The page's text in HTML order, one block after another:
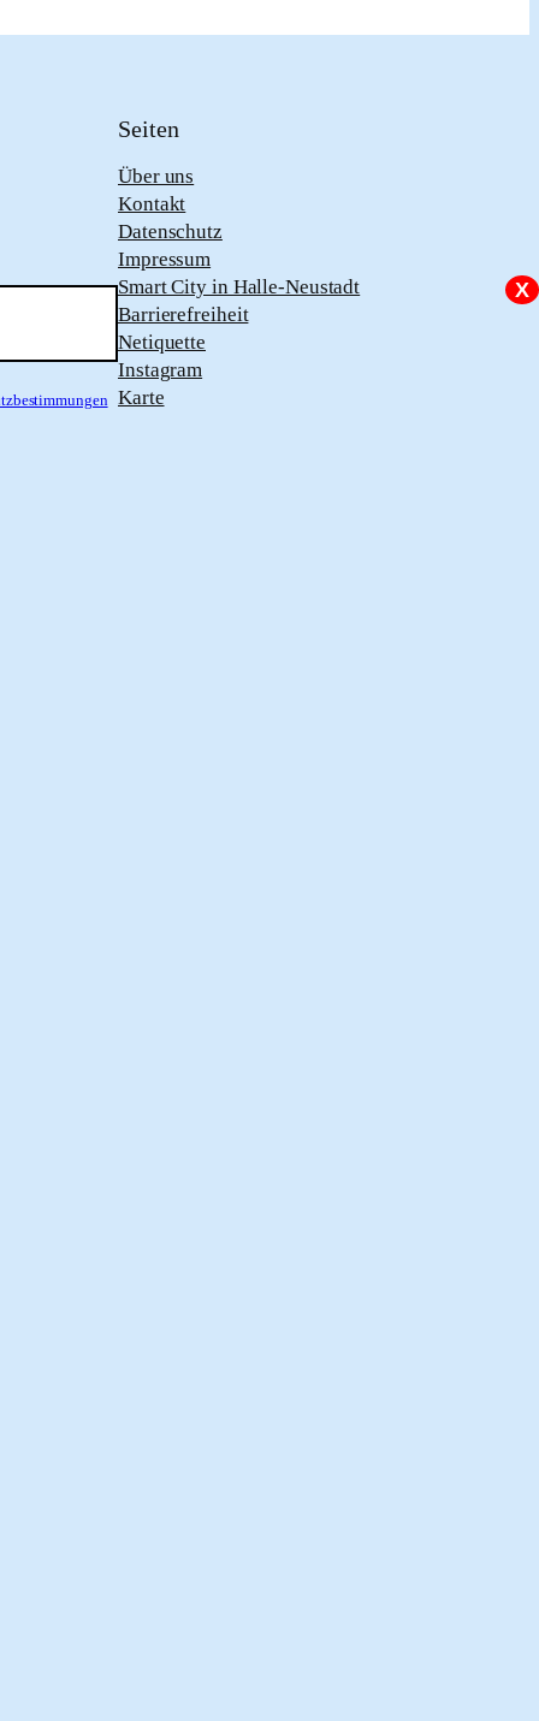
X
Seiten
Über uns
Kontakt
Datenschutz
Impressum
Smart City in Halle-Neustadt
Barrierefreiheit
Netiquette
Instagram
Karte